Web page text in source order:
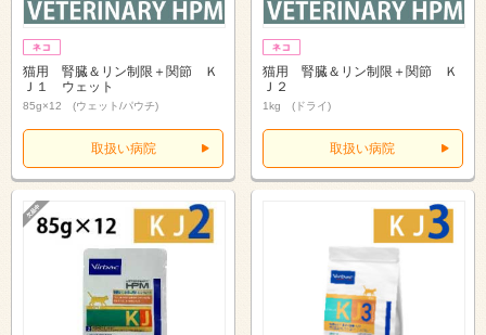
猫用 腎臓＆リン制限＋関節 Ｋ
Ｊ１ ウェット
85g×12 (ウェット/パウチ)
取扱い病院
猫用 腎臓＆リン制限＋関節 Ｋ
Ｊ２
1kg (ドライ)
取扱い病院